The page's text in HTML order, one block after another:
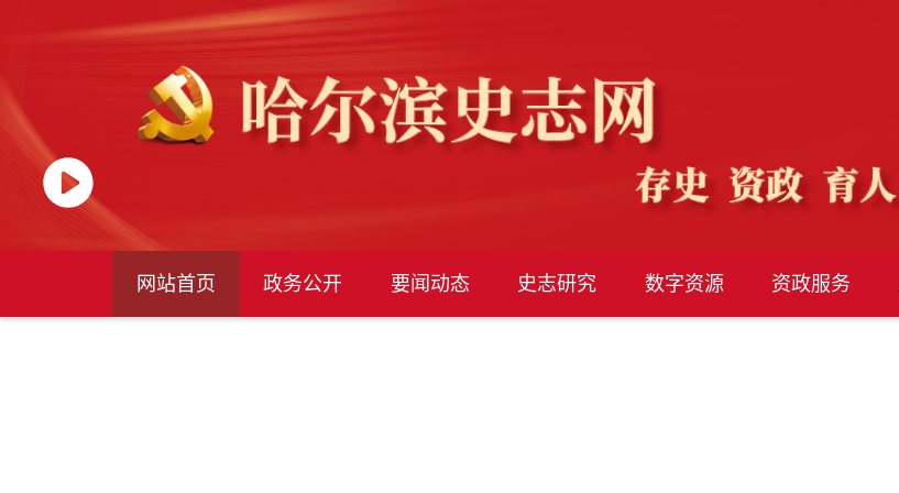
网站首页 政务公开 要闻动态 史志研究 数字资源 资政服务